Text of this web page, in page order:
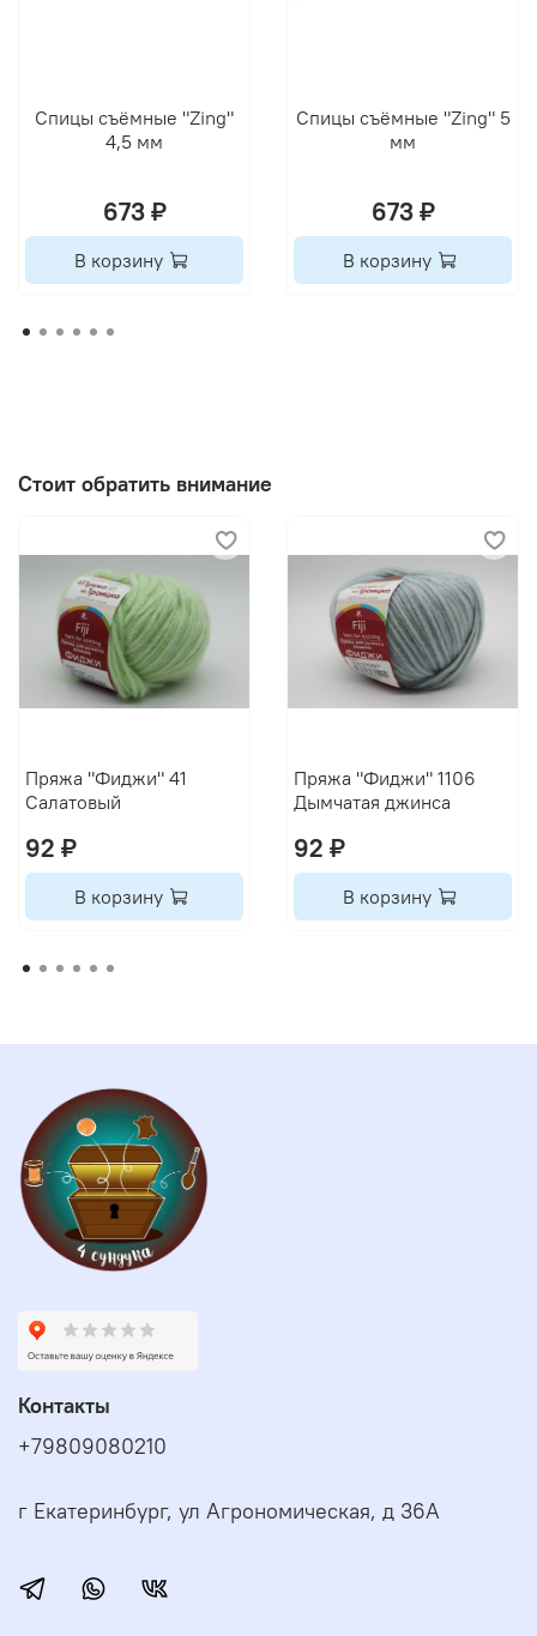
Спицы съёмные "Zing"
4,5 мм
673 ₽
В корзину
Спицы съёмные "Zing" 5
мм
673 ₽
В корзину
Стоит обратить внимание
Пряжа "Фиджи" 41
Салатовый
92 ₽
В корзину
Пряжа "Фиджи" 1106
Дымчатая джинса
92 ₽
В корзину
Контакты
+79809080210
г Екатеринбург, ул Агрономическая, д 36А